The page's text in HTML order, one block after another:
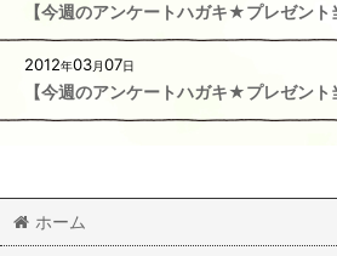
【今週のアンケートハガキ★プレゼント
2012年03月07日
【今週のアンケートハガキ★プレゼント
ホーム